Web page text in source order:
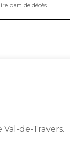
part de décès
de-Travers.